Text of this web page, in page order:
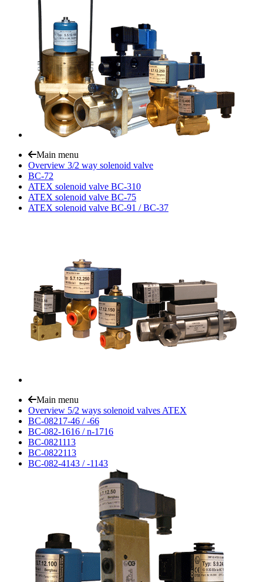
Main menu
Overview 3/2 way solenoid valve
BC-72
ATEX solenoid valve BC-310
ATEX solenoid valve BC-75
ATEX solenoid valve BC-91 / BC-37
Main menu
Overview 5/2 ways solenoid valves ATEX
BC-08217-46 / -66
BC-082-1616 / n-1716
BC-0821113
BC-0822113
BC-082-4143 / -1143